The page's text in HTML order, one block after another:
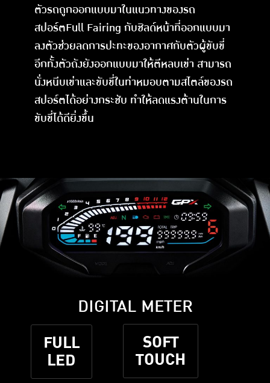
ตัวรถถูกออกแบบมาในแนวทางของรถ
สปอร์ตFull Fairing กับชิลด์หน้าที่ออกแบบมา
ลงตัวช่วยลดการปะทะของอากาศกับตัวผู้ขับขี่
อีกทั้งตัวถังยังออกแบบมาให้ตีหลบเข่า สามารถ
นั่งหนีบเข่าและขับขี่ในท่าหมอบตามสไตล์ของรถ
สปอร์ตได้อย่างกระชับ ทำให้ลดแรงต้านในการ
ขับขี่ได้ดียิ่งขึ้น
DIGITAL METER
FULL
LED
SOFT
TOUCH